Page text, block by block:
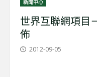
新聞中心
世界互聯網項目
佈
2012-09-05